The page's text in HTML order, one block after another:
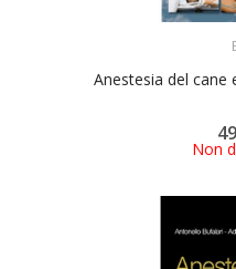
Anestesia del cane
Non